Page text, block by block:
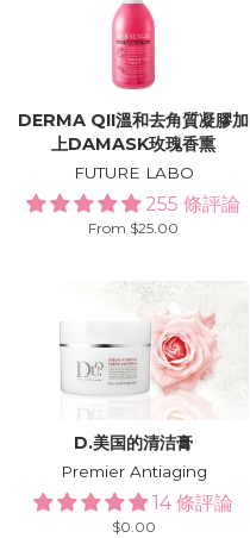
DERMA QII溫和去角質凝膠加
上DAMASK玫瑰香熏
FUTURE LABO
255 條評論
From $25.00
D.美国的清洁膏
Premier Antiaging
14 條評論
Regular
$0.00